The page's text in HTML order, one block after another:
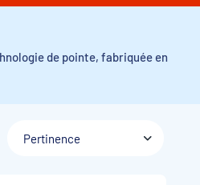
de pointe, fabriquée en
Pertinence